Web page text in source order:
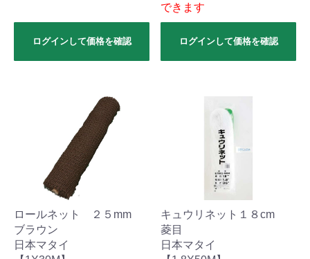
ログインして価格を確認
できます
ログインして価格を確認
ロールネット ２５mm
ブラウン
日本マタイ
キュウリネット１８cm
菱目
日本マタイ